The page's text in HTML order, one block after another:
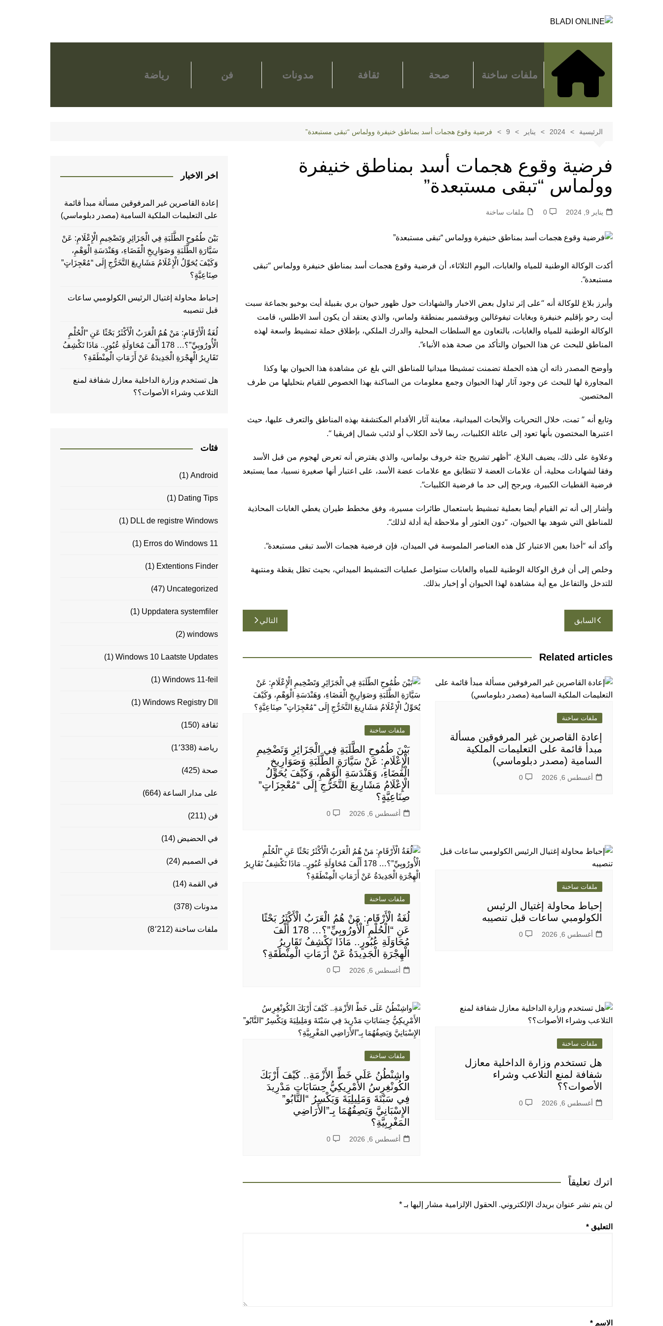
ملفات ساخنة صحة ثقافة مدونات فن رياضة
الرئيسية 2024 يناير 9 فرضية وقوع هجمات أسد بمناطق خنيفرة وولماس “تبقى مستبعدة”
فرضية وقوع هجمات أسد بمناطق خنيفرة
وولماس “تبقى مستبعدة”
يناير 9, 2024 0 ملفات ساخنة
أكدت الوكالة الوطنية للمياه والغابات، اليوم الثلاثاء، أن فرضية وقوع هجمات أسد بمناطق خنيفرة وولماس “تبقى
مستبعدة”.
وأبرز بلاغ للوكالة أنه “على إثر تداول بعض الاخبار والشهادات حول ظهور حيوان بري بقبيلة أيت بوخيو بجماعة سبت
أيت رحو بإقليم خنيفرة وبغابات تيفوغالين وبوقشمير بمنطقة ولماس، والذي يعتقد أن يكون أسد الاطلس، قامت
الوكالة الوطنية للمياه والغابات، بالتعاون مع السلطات المحلية والدرك الملكي، بإطلاق حملة تمشيط واسعة لهذه
المناطق للبحث عن هذا الحيوان والتأكد من صحة هذه الأنباء”.
وأوضح المصدر ذاته أن هذه الحملة تضمنت تمشيطا ميدانيا للمناطق التي بلغ عن مشاهدة هذا الحيوان بها وكذا
المجاورة لها للبحث عن وجود آثار لهذا الحيوان وجمع معلومات من الساكنة بهذا الخصوص للقيام بتحليلها من طرف
المختصين.
وتابع أنه ” تمت، خلال التحريات والأبحاث الميدانية، معاينة آثار الأقدام المكتشفة بهذه المناطق والتعرف عليها، حيث
اعتبرها المختصون بأنها تعود إلى عائلة الكلبيات، ربما لأحد الكلاب أو لذئب شمال إفريقيا “.
وعلاوة على ذلك، يضيف البلاغ، “أظهر تشريح جثة خروف بولماس، والذي يفترض أنه تعرض لهجوم من قبل الأسد
وفقا لشهادات محلية، أن علامات العضة لا تتطابق مع علامات عضة الأسد، على اعتبار أنها صغيرة نسبيا، مما يستبعد
فرضية القطيات الكبيرة، ويرجح إلى حد ما فرضية الكلبيات”.
وأشار إلى أنه تم القيام أيضا بعملية تمشيط باستعمال طائرات مسيرة، وفق مخطط طيران يغطي الغابات المحاذية
للمناطق التي شوهد بها الحيوان، “دون العثور أو ملاحظة أية أدلة لذلك”.
وأكد أنه “أخذا بعين الاعتبار كل هذه العناصر الملموسة في الميدان، فإن فرضية هجمات الأسد تبقى مستبعدة”.
وخلص إلى أن فرق الوكالة الوطنية للمياه والغابات ستواصل عمليات التمشيط الميداني، بحيث تظل يقظة ومنتبهة
للتدخل والتفاعل مع أية مشاهدة لهذا الحيوان أو إخبار بذلك.
تصفّح
المقالات
السابق التالي
Related articles
ملفات ساخنة
إعادة القاصرين غير المرفوقين مسألة
مبدأ قائمة على التعليمات الملكية
السامية (مصدر دبلوماسي)
أغسطس 6, 2026 0
ملفات ساخنة
بَيْنَ طُمُوحِ الطَّلَبَةِ فِي الْجَزَائِرِ وَتَضْخِيمِ
الْإِعْلَامِ: عَنْ سَيَّارَةِ الطَّلَبَةِ وَصَوَارِيخِ
الْفَضَاءِ، وَهَنْدَسَةِ الْوَهْمِ، وَكَيْفَ يُحَوِّلُ
الْإِعْلَامُ مَشَارِيعَ التَّخَرُّجِ إِلَى “مُعْجِزَاتٍ”
صِنَاعِيَّةٍ؟
أغسطس 6, 2026 0
ملفات ساخنة
إحباط محاولة إغتيال الرئيس
الكولومبي ساعات قبل تنصيبه
أغسطس 6, 2026 0
ملفات ساخنة
لُغَةُ الْأَرْقَامِ: مَنْ هُمُ الْعَرَبُ الْأَكْثَرُ بَحْثًا
عَنِ “الْحُلْمِ الْأُورُوبِيِّ”؟… 178 أَلْفَ
مُحَاوَلَةِ عُبُورٍ.. مَاذَا تَكْشِفُ تَقَارِيرُ
الْهِجْرَةِ الْجَدِيدَةُ عَنْ أَزَمَاتِ الْمِنْطَقَةِ؟
أغسطس 6, 2026 0
ملفات ساخنة
هل تستخدم وزارة الداخلية معازل
شفافة لمنع التلاعب وشراء
الأصوات؟؟
أغسطس 6, 2026 0
ملفات ساخنة
واشِنْطُنُ عَلَى خَطِّ الأَزْمَةِ.. كَيْفَ أَرْبَكَ
الكُونْغِرِسُ الأَمْرِيكِيُّ حِسَابَاتِ مَدْرِيدَ
فِي سَبْتَةَ وَمَلِيلِيَةَ وَيَكْسِرُ “التَّابُو”
الإِسْبَانِيَّ وَيَصِفُهُمَا بِـ”الأَرَاضِي
المَغْرِبِيَّةِ؟
أغسطس 6, 2026 0
اترك تعليقاً
لن يتم نشر عنوان بريدك الإلكتروني. الحقول الإلزامية مشار إليها بـ *
التعليق *
الاسم *
اخر الاخبار
إعادة القاصرين غير المرفوقين مسألة مبدأ قائمة
على التعليمات الملكية السامية (مصدر دبلوماسي)
بَيْنَ طُمُوحِ الطَّلَبَةِ فِي الْجَزَائِرِ وَتَضْخِيمِ الْإِعْلَامِ: عَنْ
سَيَّارَةِ الطَّلَبَةِ وَصَوَارِيخِ الْفَضَاءِ، وَهَنْدَسَةِ الْوَهْمِ،
وَكَيْفَ يُحَوِّلُ الْإِعْلَامُ مَشَارِيعَ التَّخَرُّجِ إِلَى “مُعْجِزَاتٍ”
صِنَاعِيَّةٍ؟
إحباط محاولة إغتيال الرئيس الكولومبي ساعات
قبل تنصيبه
لُغَةُ الْأَرْقَامِ: مَنْ هُمُ الْعَرَبُ الْأَكْثَرُ بَحْثًا عَنِ “الْحُلْمِ
الْأُورُوبِيِّ”؟… 178 أَلْفَ مُحَاوَلَةِ عُبُورٍ.. مَاذَا تَكْشِفُ
تَقَارِيرُ الْهِجْرَةِ الْجَدِيدَةُ عَنْ أَزَمَاتِ الْمِنْطَقَةِ؟
هل تستخدم وزارة الداخلية معازل شفافة لمنع
التلاعب وشراء الأصوات؟؟
فئات
Android
(1)
Dating Tips
(1)
DLL de registre Windows
(1)
Erros do Windows 11
(1)
Extentions Finder
(1)
Uncategorized
(47)
Uppdatera systemfiler
(1)
windows
(2)
Windows 10 Laatste Updates
(1)
Windows 11-feil
(1)
Windows Registry Dll
(1)
ثقافة (150)
رياضة (1٬338)
صحة (425)
على مدار الساعة (664)
فن (211)
في الحضيض (14)
في الصميم (24)
في القمة (14)
مدونات (378)
ملفات ساخنة (8٬212)